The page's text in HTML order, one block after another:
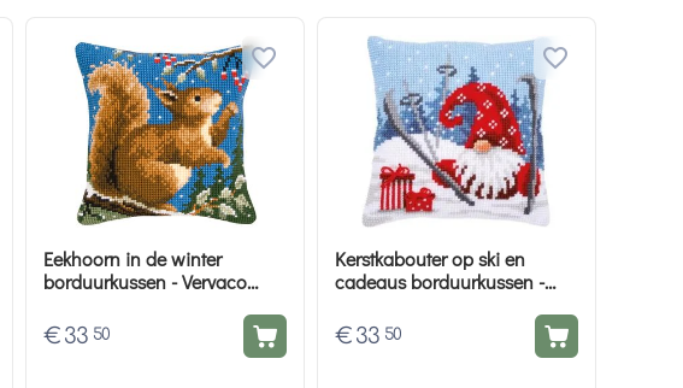
Eekhoorn in de winter
borduurkussen - Vervaco
€ 33 50
Kerstkabouter op ski en
cadeaus borduurkussen -
€ 33 50